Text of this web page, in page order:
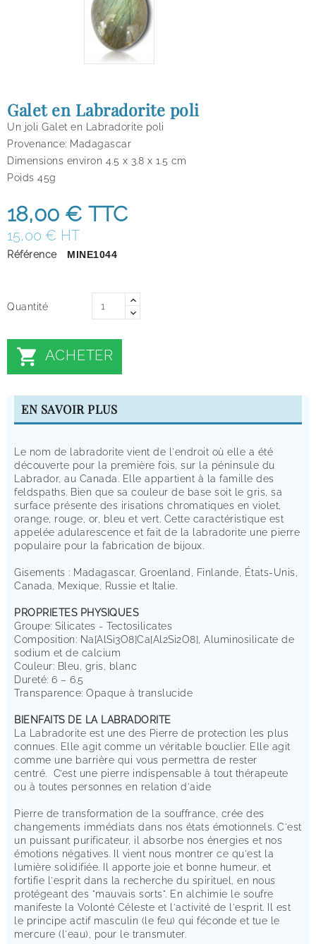
Galet en Labradorite poli
Un joli Galet en Labradorite poli
Provenance: Madagascar
Dimensions environ 4.5 x 3.8 x 1.5 cm
Poids 45g
18,00 € TTC
15,00 € HT
Référence MINE1044
Quantité
 ACHETER
EN SAVOIR PLUS
Le nom de labradorite vient de l'endroit où elle a été
découverte pour la première fois, sur la péninsule du
Labrador, au Canada. Elle appartient à la famille des
feldspaths. Bien que sa couleur de base soit le gris, sa
surface présente des irisations chromatiques en violet,
orange, rouge, or, bleu et vert. Cette caractéristique est
appelée adularescence et fait de la labradorite une pierre
populaire pour la fabrication de bijoux.
Gisements : Madagascar, Groenland, Finlande, États-Unis,
Canada, Mexique, Russie et Italie.
PROPRIETES PHYSIQUES
Groupe: Silicates - Tectosilicates
Composition: Na[AlSi3O8]Ca[Al2Si2O8], Aluminosilicate de
sodium et de calcium
Couleur: Bleu, gris, blanc
Dureté: 6 – 6.5
Transparence: Opaque à translucide
BIENFAITS DE LA LABRADORITE
La Labradorite est une des Pierre de protection les plus
connues. Elle agit comme un véritable bouclier. Elle agit
comme une barrière qui vous permettra de rester
centré.
C’est une pierre indispensable à tout thérapeute
ou à toutes personnes en relation d'aide
Pierre de transformation de la souffrance, crée des
changements immédiats dans nos états émotionnels. C'est
un puissant purificateur, il absorbe nos énergies et nos
émotions négatives. Il vient nous montrer ce qu'est la
lumière solidifiée. Il apporte joie et bonne humeur, et
fortifie l'esprit dans la recherche du spirituel, en nous
protégeant des "mauvais sorts". En alchimie le soufre
manifeste la Volonté Céleste et l'activité de l'esprit. Il est
le principe actif masculin (le feu) qui féconde et tue le
mercure (l'eau), pour le transmuter.